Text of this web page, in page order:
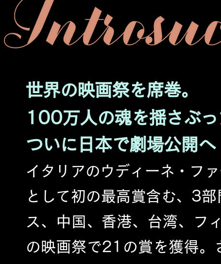
世界の映画祭を席巻。
100万人の魂を揺さぶ
ついに日本で劇場公開へ
イタリアのウディーネ・フ
として初の最高賞含む、3
ス、中国、香港、台湾、フ
の映画祭で21の賞を獲得。